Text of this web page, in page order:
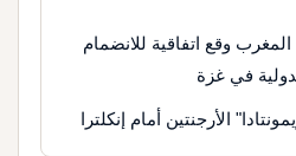
وقع اتفاقية للانضمام
في غزة
الأرجنتين أمام إنكلترا